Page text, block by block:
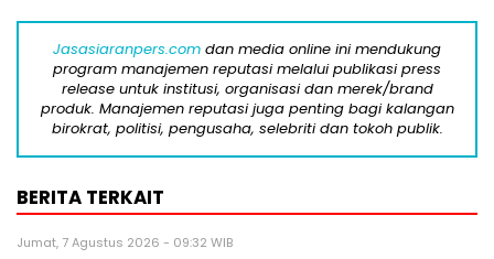
Jasasiaranpers.com dan media online ini mendukung
program manajemen reputasi melalui publikasi press
release untuk institusi, organisasi dan merek/brand
produk. Manajemen reputasi juga penting bagi kalangan
birokrat, politisi, pengusaha, selebriti dan tokoh publik.
BERITA TERKAIT
Jumat, 7 Agustus 2026 - 09:32 WIB